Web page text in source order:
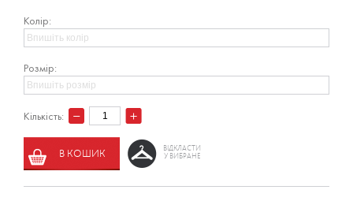
Колір:
Розмір:
Кількість:
В КОШИК ВІДКЛАСТИ
У ВИБРАНЕ